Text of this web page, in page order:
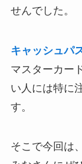
せんでした。
キャッシュパ
マスターカー
い人には特に
す。
そこで今回は